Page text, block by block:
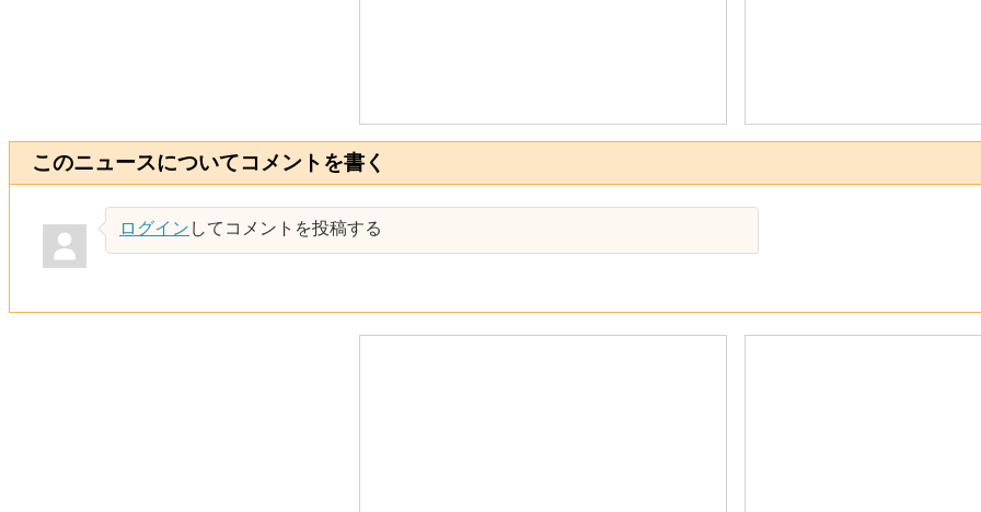
このニュースについてコメントを書く
ログイン してコメントを投稿する